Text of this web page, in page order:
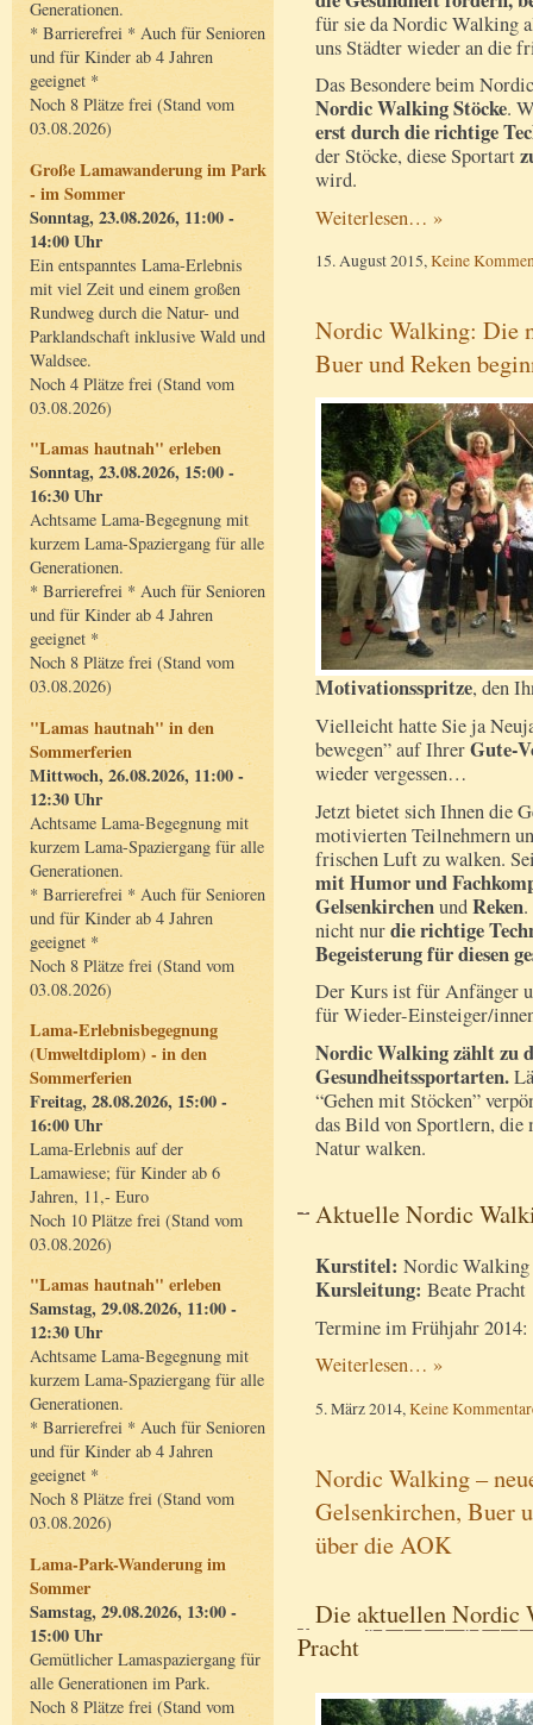
Generationen.
* Barrierefrei * Auch für Senioren
und für Kinder ab 4 Jahren
geeignet *
Noch 8 Plätze frei (Stand vom
03.08.2026)
Große Lamawanderung im Park
- im Sommer
Sonntag, 23.08.2026, 11:00 -
14:00 Uhr
Ein entspanntes Lama-Erlebnis
mit viel Zeit und einem großen
Rundweg durch die Natur- und
Parklandschaft inklusive Wald und
Waldsee.
Noch 4 Plätze frei (Stand vom
03.08.2026)
"Lamas hautnah" erleben
Sonntag, 23.08.2026, 15:00 -
16:30 Uhr
Achtsame Lama-Begegnung mit
kurzem Lama-Spaziergang für alle
Generationen.
* Barrierefrei * Auch für Senioren
und für Kinder ab 4 Jahren
geeignet *
Noch 8 Plätze frei (Stand vom
03.08.2026)
"Lamas hautnah" in den
Sommerferien
Mittwoch, 26.08.2026, 11:00 -
12:30 Uhr
Achtsame Lama-Begegnung mit
kurzem Lama-Spaziergang für alle
Generationen.
* Barrierefrei * Auch für Senioren
und für Kinder ab 4 Jahren
geeignet *
Noch 8 Plätze frei (Stand vom
03.08.2026)
Lama-Erlebnisbegegnung
(Umweltdiplom) - in den
Sommerferien
Freitag, 28.08.2026, 15:00 -
16:00 Uhr
Lama-Erlebnis auf der
Lamawiese; für Kinder ab 6
Jahren, 11,- Euro
Noch 10 Plätze frei (Stand vom
03.08.2026)
"Lamas hautnah" erleben
Samstag, 29.08.2026, 11:00 -
12:30 Uhr
Achtsame Lama-Begegnung mit
kurzem Lama-Spaziergang für alle
Generationen.
* Barrierefrei * Auch für Senioren
und für Kinder ab 4 Jahren
geeignet *
Noch 8 Plätze frei (Stand vom
03.08.2026)
Lama-Park-Wanderung im
Sommer
Samstag, 29.08.2026, 13:00 -
15:00 Uhr
Gemütlicher Lamaspaziergang für
alle Generationen im Park.
Noch 8 Plätze frei (Stand vom
für sie da Nordic Walking
uns Städter wieder an die
Das Besondere beim
Nordic Walking Stöcke.
erst durch die richtige
der Stöcke, diese Sportart
wird.
Weiterlesen… »
15. August 2015,Keine
Nordic Walking: Die
Buer und Reken
Motivationsspritze, den
Vielleicht hatte Sie ja
bewegen” auf IhrerGute-
wieder vergessen…
Jetzt bietet sich Ihnen die
motivierten Teilnehmern
frischen Luft zu walken.
mit Humor und
GelsenkirchenundReken
nicht nurdie richtige
Begeisterung für diesen
Der Kurs ist für Anfänger
für Wieder-Einsteiger/
Nordic Walking zählt zu
Gesundheitssportarten.
“Gehen mit Stöcken”
das Bild von Sportlern,
Natur walken.
Aktuelle Nordic
Kurstitel: Nordic Walking
Kursleitung: Beate Pracht
Termine im Frühjahr 2014:
Weiterlesen… »
5. März 2014,Keine
Nordic Walking –
Gelsenkirchen, Buer
über die AOK
Die aktuellen Nordic
Pracht